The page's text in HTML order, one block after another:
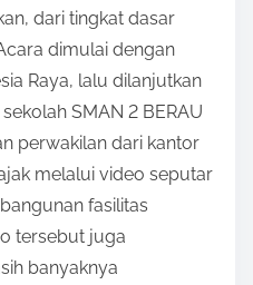
dari tingkat dasar
dimulai dengan
Raya, lalu dilanjutkan
SMAN 2 BERAU
perwakilan dari kantor
melalui video seputar
fasilitas
tersebut juga
banyaknya